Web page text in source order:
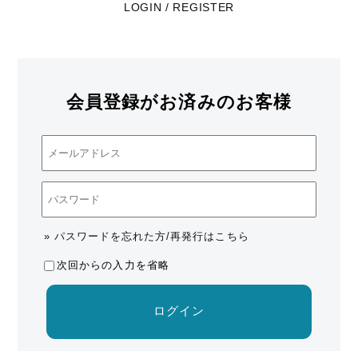
LOGIN / REGISTER
会員登録がお済みのお客様
» パスワードを忘れた方/再発行はこちら
次回からの入力を省略
ログイン